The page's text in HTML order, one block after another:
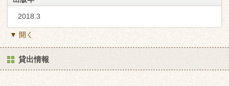
2018.3
▼ 開く
貸出情報